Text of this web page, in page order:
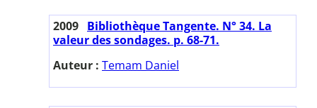
2009 Bibliothèque Tangente. N° 34. La
valeur des sondages. p. 68-71.
Auteur : Temam Daniel